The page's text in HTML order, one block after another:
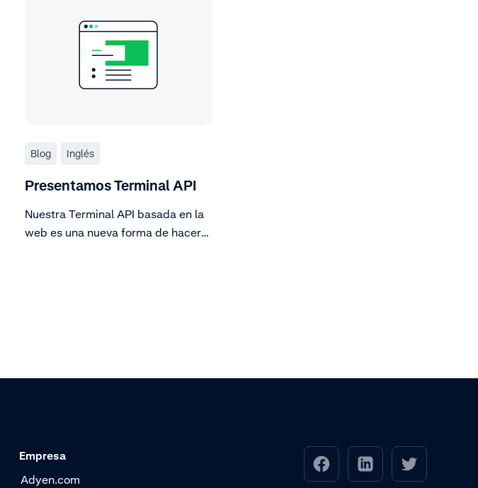
Blog Inglés
Presentamos Terminal API
Nuestra Terminal API basada en la
web es una nueva forma de hacer
Empresa
Adyen.com